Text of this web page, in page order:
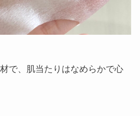
で、肌当たりはなめらかで心